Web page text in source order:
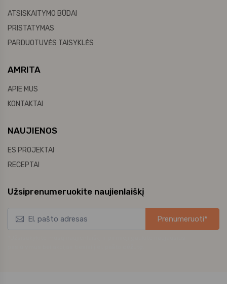
ATSISKAITYMO BŪDAI
PRISTATYMAS
PARDUOTUVĖS TAISYKLĖS
AMRITA
APIE MUS
KONTAKTAI
NAUJIENOS
ES PROJEKTAI
RECEPTAI
Užsiprenumeruokite naujienlaiškį
Prenumeruoti*